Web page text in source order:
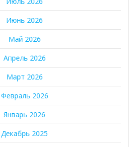
Июнь 2026
Май 2026
Апрель 2026
Март 2026
Февраль 2026
Январь 2026
Декабрь 2025